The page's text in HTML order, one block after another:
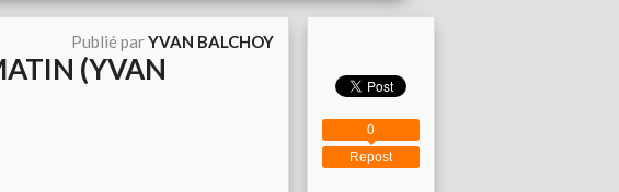
Publié parYVAN BALCHOY
(YVAN
Repost
0